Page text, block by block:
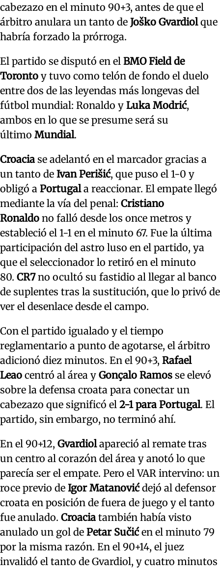
cabezazo en el minuto 90+3, antes de que el
árbitro anulara un tanto de Joško Gvardiolque
habría forzado la prórroga.
El partido se disputó en el BMO Field de
Toronto y tuvo como telón de fondo el duelo
entre dos de las leyendas más longevas del
fútbol mundial: Ronaldo y Luka Modrić,
ambos en lo que se presume será su
último Mundial.
Croacia se adelantó en el marcador gracias a
un tanto de Ivan Perišić, que puso el 1-0 y
obligó a Portugala reaccionar. El empate llegó
mediante la vía del penal: Cristiano
Ronaldo no falló desde los once metros y
estableció el 1-1 en el minuto 67. Fue la última
participación del astro luso en el partido, ya
que el seleccionador lo retiró en el minuto
80. CR7no ocultó su fastidio al llegar al banco
de suplentes tras la sustitución, que lo privó de
ver el desenlace desde el campo.
Con el partido igualado y el tiempo
reglamentario a punto de agotarse, el árbitro
adicionó diez minutos. En el 90+3, Rafael
Leao centró al área y Gonçalo Ramos se elevó
sobre la defensa croata para conectar un
cabezazo que significó el 2-1 para Portugal. El
partido, sin embargo, no terminó ahí.
En el 90+12, Gvardiolapareció al remate tras
un centro al corazón del área y anotó lo que
parecía ser el empate. Pero el VAR intervino: un
roce previo de Igor Matanovićdejó al defensor
croata en posición de fuera de juego y el tanto
fue anulado. Croacia también había visto
anulado un gol de Petar Sučićen el minuto 79
por la misma razón. En el 90+14, el juez
invalidó el tanto de Gvardiol, y cuatro minutos